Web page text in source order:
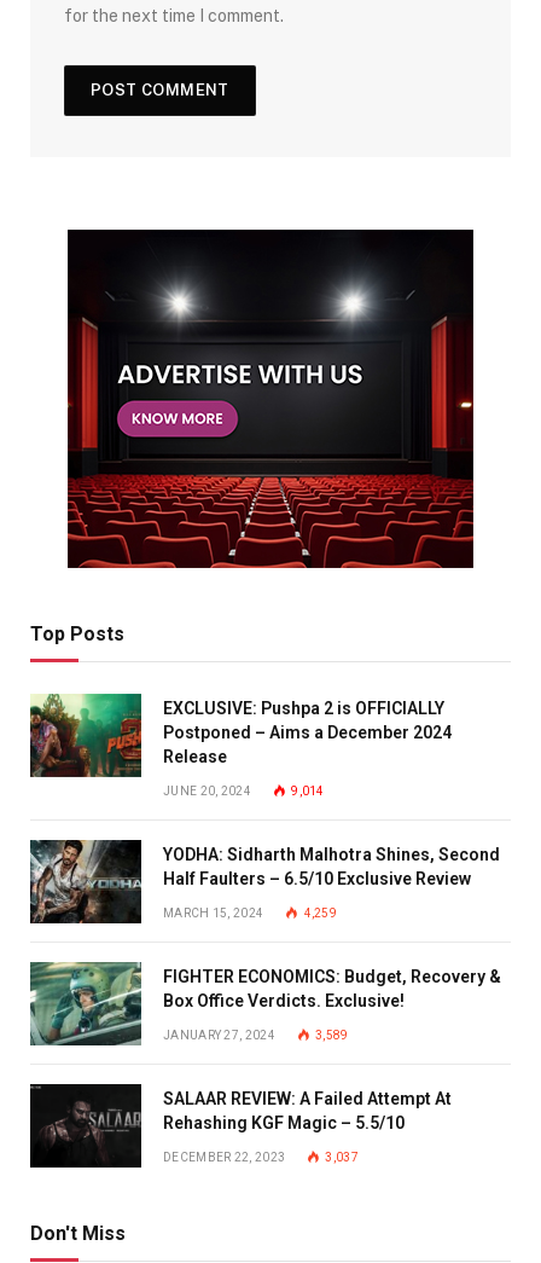
for the next time I comment.
Top Posts
EXCLUSIVE: Pushpa 2 is OFFICIALLY
Postponed – Aims a December 2024
Release
JUNE 20, 2024 9,014
YODHA: Sidharth Malhotra Shines, Second
Half Faulters – 6.5/10 Exclusive Review
MARCH 15, 2024 4,259
FIGHTER ECONOMICS: Budget, Recovery &
Box Office Verdicts. Exclusive!
JANUARY 27, 2024 3,589
SALAAR REVIEW: A Failed Attempt At
Rehashing KGF Magic – 5.5/10
DECEMBER 22, 2023 3,037
Don't Miss